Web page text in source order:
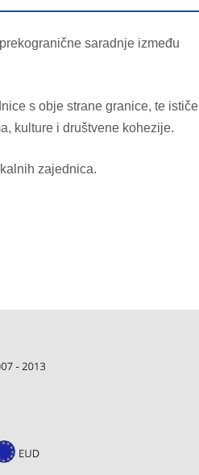
saradnje između
s obje strane granice, te ističe
kulture i društvene kohezije.
zajednica.